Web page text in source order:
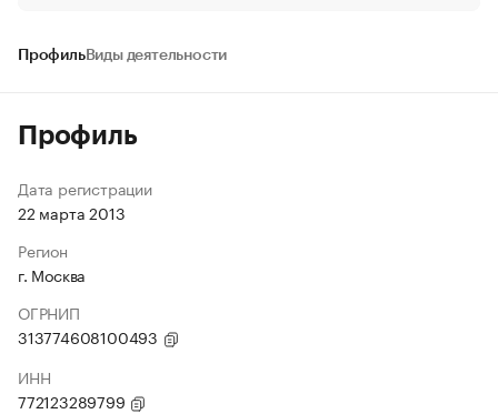
ПрофильВиды деятельности
Профиль
Дата регистрации
22 марта 2013
Регион
г. Москва
ОГРНИП
313774608100493
ИНН
772123289799